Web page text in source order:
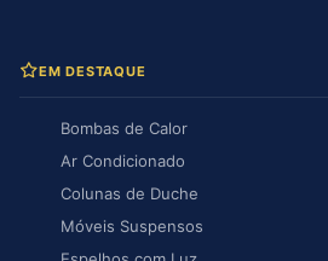
EM DESTAQUE
Bombas de Calor
Ar Condicionado
Colunas de Duche
Móveis Suspensos